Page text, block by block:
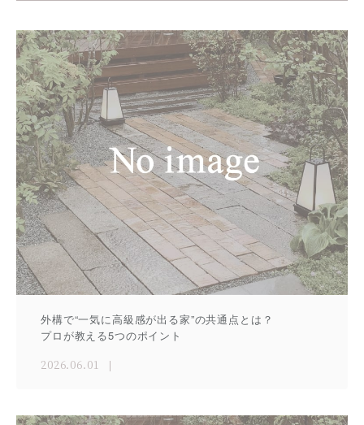
外構で“一気に高級感が出る家”の共通点とは？
プロが教える5つのポイント
2026.06.01